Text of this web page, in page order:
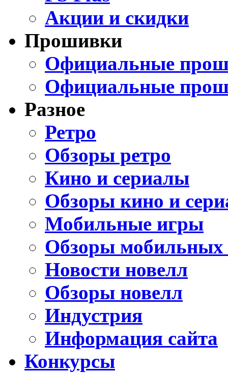
Акции и скидки
Прошивки
Официальные
Официальные
Разное
Ретро
Обзоры ретро
Кино и сериалы
Обзоры кино и
Мобильные игры
Обзоры мобильных
Новости новелл
Обзоры новелл
Индустрия
Информация сайта
Конкурсы